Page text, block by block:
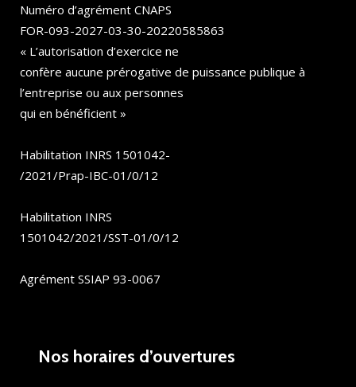
Numéro d’agrément CNAPS
FOR-093-2027-03-30-20220585863
« L’autorisation d’exercice ne
confère aucune prérogative de puissance publique à
l’entreprise ou aux personnes
qui en bénéficient »
Habilitation INRS 1501042-
/2021/Prap-IBC-01/0/12
Habilitation INRS
1501042/2021/SST-01/0/12
Agrément SSIAP 93-0067
Nos horaires d’ouvertures